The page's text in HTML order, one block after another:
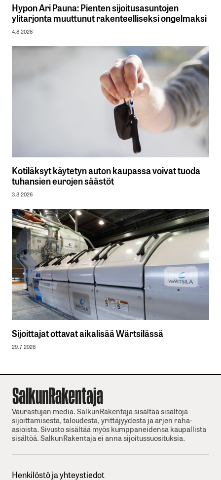
Hypon Ari Pauna: Pienten sijoitusasuntojen
ylitarjonta muuttunut rakenteelliseksi ongelmaksi
4.8.2026
Kotiläksyt käytetyn auton kaupassa voivat tuoda
tuhansien eurojen säästöt
3.8.2026
Sijoittajat ottavat aikalisää Wärtsilässä
29.7.2026
Vaurastujan media. SalkunRakentaja sisältää sisältöjä
sijoittamisesta, taloudesta, yrittäjyydesta ja arjen raha-
asioista. Sivusto sisältää myös kumppaneidensa kaupallista
sisältöä. SalkunRakentaja ei anna sijoitussuosituksia.
Henkilöstö ja yhteystiedot